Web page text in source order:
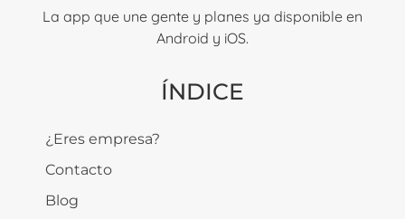
La app que une gente y planes ya disponible en
Android y iOS.
ÍNDICE
¿Eres empresa?
Contacto
Blog